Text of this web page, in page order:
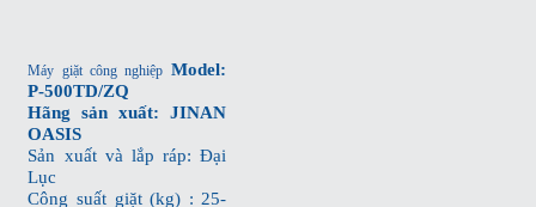
Máy giặt công nghiệp Model:
P-500TD/ZQ
Hãng sản xuất: JINAN
OASIS
Sản xuất và lắp ráp: Đại
Lục
Công suất giặt (kg) : 25-